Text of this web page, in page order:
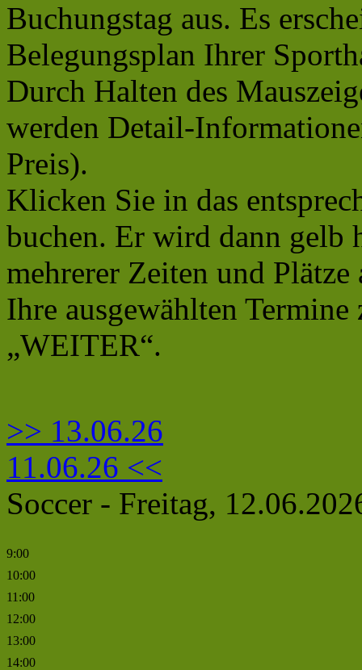
Buchungstag aus. Es
Belegungsplan Ihrer
Durch Halten des
werden Detail-
Preis).
Klicken Sie in das
buchen. Er wird dann gelb
mehrerer Zeiten und
Ihre ausgewählten
„WEITER“.
>> 13.06.26
11.06.26 <<
Soccer - Freitag,
9:00
10:00
11:00
12:00
13:00
14:00